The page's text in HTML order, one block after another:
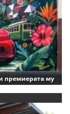
премиерата му